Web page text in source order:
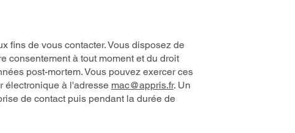
fins de vous contacter. Vous disposez de
consentement à tout moment et du droit
post-mortem. Vous pouvez exercer ces
électronique à l'adresse mac@appris.fr. Un
de contact puis pendant la durée de